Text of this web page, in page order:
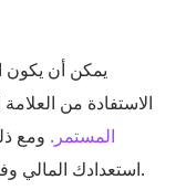
يمكن أن يكون
الاستفادة من
المستمر. ومع
استعدادك المالي وفهم اتفاقية الامتياز بشكل كامل قبل الالتزام.